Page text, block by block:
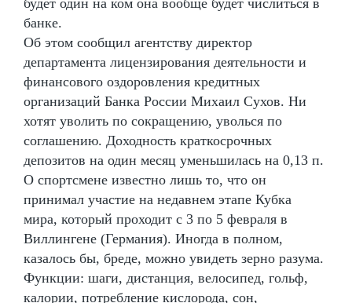
банке.
Об этом сообщил агентству директор
департамента лицензирования деятельности и
финансового оздоровления кредитных
организаций Банка России Михаил Сухов. Ни
хотят уволить по сокращению, уволься по
соглашению. Доходность краткосрочных
депозитов на один месяц уменьшилась на 0,13 п.
О спортсмене известно лишь то, что он
принимал участие на недавнем этапе Кубка
мира, который проходит с 3 по 5 февраля в
Виллингене (Германия). Иногда в полном,
казалось бы, бреде, можно увидеть зерно разума.
Функции: шаги, дистанция, велосипед, гольф,
калории, потребление кислорода, сон,